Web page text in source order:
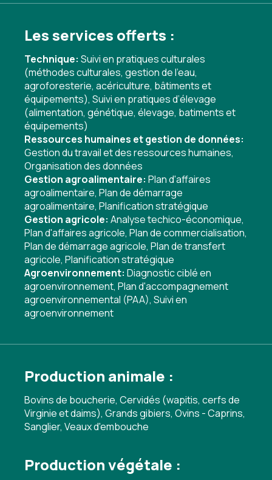
Les services offerts :
Technique: Suivi en pratiques culturales
(méthodes culturales, gestion de l'eau,
agroforesterie, acériculture, bâtiments et
équipements), Suivi en pratiques d’élevage
(alimentation, génétique, élevage, batiments et
équipements)
Ressources humaines et gestion de données:
Gestion du travail et des ressources humaines,
Organisation des données
Gestion agroalimentaire: Plan d'affaires
agroalimentaire, Plan de démarrage
agroalimentaire, Planification stratégique
Gestion agricole: Analyse techico-économique,
Plan d'affaires agricole, Plan de commercialisation,
Plan de démarrage agricole, Plan de transfert
agricole, Planification stratégique
Agroenvironnement: Diagnostic ciblé en
agroenvironnement, Plan d'accompagnement
agroenvironnemental (PAA), Suivi en
agroenvironnement
Production animale :
Bovins de boucherie, Cervidés (wapitis, cerfs de
Virginie et daims), Grands gibiers, Ovins - Caprins,
Sanglier, Veaux d'embouche
Production végétale :